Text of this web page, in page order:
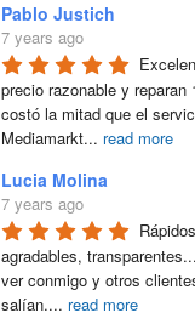
Pablo Justich
7 years ago
precio razonable y reparan
costó la mitad que el
Mediamarkt... read more
Lucia Molina
7 years ago
agradables,
ver conmigo y otros
salían.... read more